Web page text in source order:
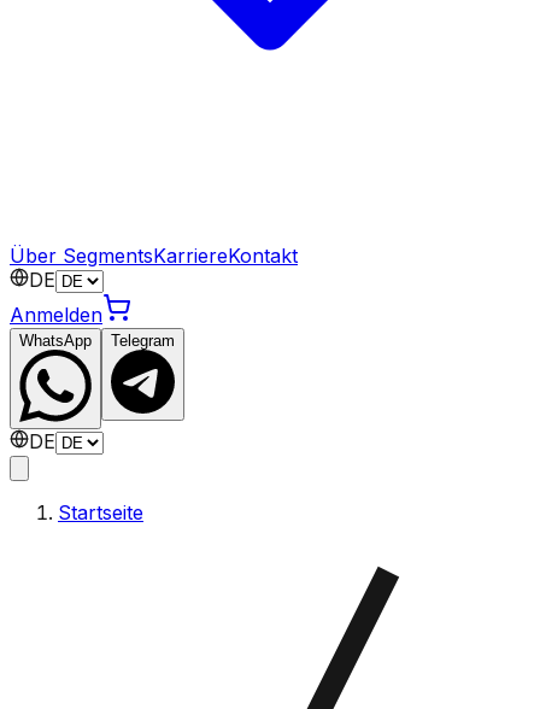
Über SegmentsKarriereKontakt
DE
Anmelden
WhatsApp Telegram
DE
Startseite